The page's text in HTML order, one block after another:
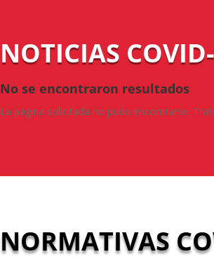
NOTICIAS
No se encontraron resultados
La página solicitada no pudo encontrarse.
NORMATIVAS